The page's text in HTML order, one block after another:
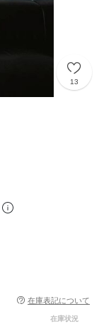
13
在庫表記について
在庫状況